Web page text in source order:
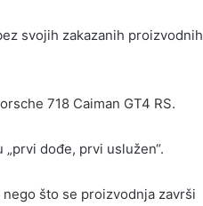
svojih zakazanih proizvodnih
718 Caiman GT4 RS.
dođe, prvi uslužen“.
što se proizvodnja završi